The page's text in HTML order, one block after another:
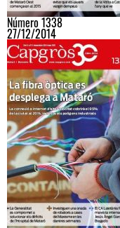
Número 1338
27/12/2014